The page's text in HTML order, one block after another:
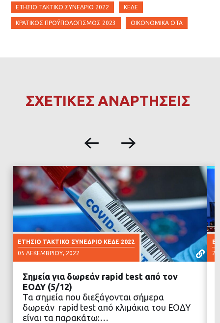
ΕΤΉΣΙΟ ΤΑΚΤΙΚΌ ΣΥΝΈΔΡΙΟ 2022 ΚΕΔΕ
ΚΡΑΤΙΚΌΣ ΠΡΟΫΠΟΛΟΓΙΣΜΌΣ 2023 ΟΙΚΟΝΟΜΙΚΆ ΟΤΑ
ΣΧΕΤΙΚΕΣ ΑΝΑΡΤΗΣΕΙΣ
ΕΤΗΣΙΟ ΤΑΚΤΙΚΟ ΣΥΝΕΔΡΙΟ ΚΕΔΕ 2022
05 ΔΕΚΕΜΒΡΊΟΥ, 2022
ΔΙΑΒΑΣΤΕ ΠΕΡΙΣΣΟΤΕΡΑ
Σημεία για δωρεάν rapid test από τον
ΕΟΔΥ (5/12)
Τα σημεία που διεξάγονται σήμερα
δωρεάν rapid test από κλιμάκια του ΕΟΔΥ
είναι τα παρακάτω:…